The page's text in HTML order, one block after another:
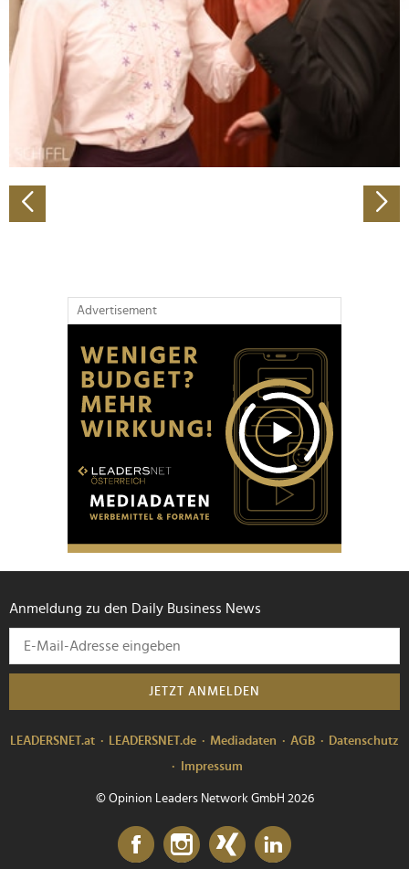
Abschnitt Einzelheiten
fest.
Wir verwenden Cookies, um Inhalte und Anzeigen zu
personalisieren, Funktionen für soziale Medien anbieten
zu können und die Zugriffe auf unsere Website zu
analysieren. Außerdem geben wir Informationen zu Ihrer
Verwendung unserer Website an unsere Partner für
soziale Medien, Werbung und Analysen weiter. Unsere
Partner führen diese Informationen möglicherweise mit
weiteren Daten zusammen, die Sie ihnen bereitgestellt
Advertisement
Anmeldung zu den Daily Business News
JETZT ANMELDEN
LEADERSNET.at LEADERSNET.de Mediadaten AGB
Datenschutz
Impressum
© Opinion Leaders Network GmbH 2026